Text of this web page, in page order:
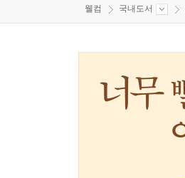
웰컴 국내도서